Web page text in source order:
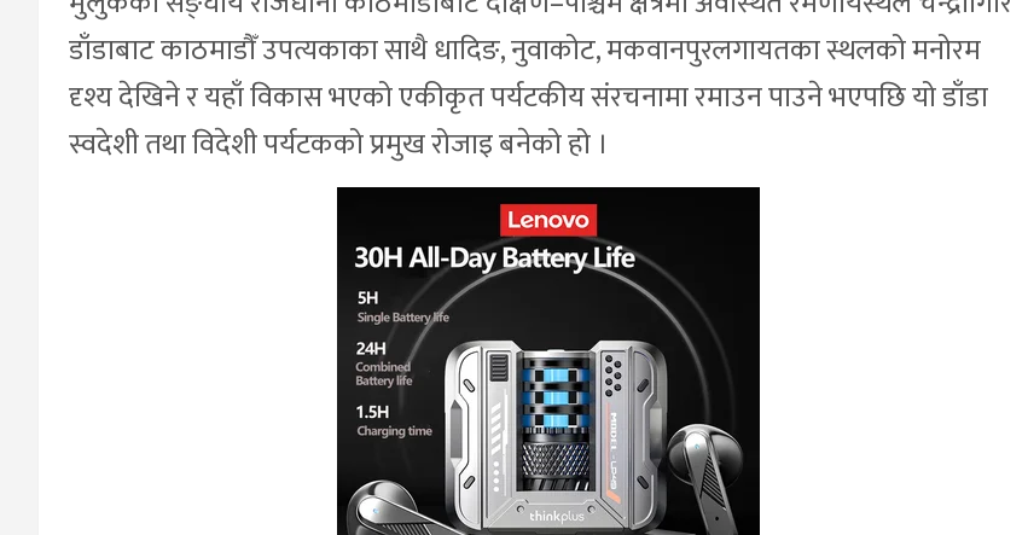
डाँडाबाट काठमाडौँ उपत्यकाका साथै धादिङ, नुवाकोट, मकवानपुरलगायतका स्थलको मनोरम
दृश्य देखिने र यहाँ विकास भएको एकीकृत पर्यटकीय संरचनामा रमाउन पाउने भएपछि यो डाँडा
स्वदेशी तथा विदेशी पर्यटकको प्रमुख रोजाइ बनेको हो ।